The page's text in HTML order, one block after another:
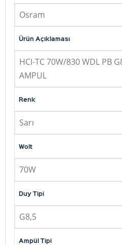
Osram
Ürün Açıklaması
HCI-TC 70W/830 WDL PB
AMPUL
Renk
Sarı
Wolt
70W
Duy Tipi
G8,5
Ampül Tipi